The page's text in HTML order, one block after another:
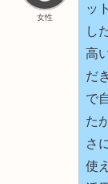
女性
ッ
し
高
だ
で
た
さ
使